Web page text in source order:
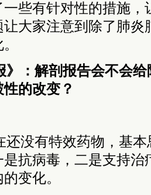
些有针对性的措施，
大家注意到除了肺炎
》：解剖报告会不会
的改变？
还没有特效药物，基
抗病毒，二是支持治
变化。